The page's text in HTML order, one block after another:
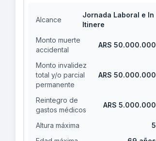
Alcance
Jornada Laboral e In
Itinere
Monto muerte
accidental
ARS 50.000.000
Monto invalidez
total y/o parcial
permanente
ARS 50.000.000
Reintegro de
gastos médicos
ARS 5.000.000
Altura máxima
5